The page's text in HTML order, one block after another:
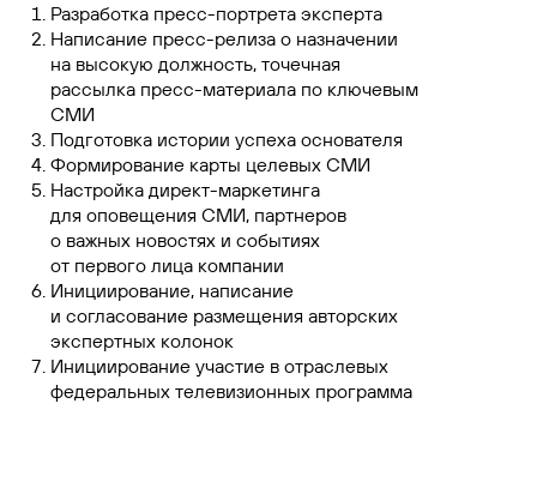
Разработка пресс-портрета эксперта
Написание пресс-релиза о назначении
на высокую должность, точечная
рассылка пресс-материала по ключевым
СМИ
Подготовка истории успеха основателя
Формирование карты целевых СМИ
Настройка директ-маркетинга
для оповещения СМИ, партнеров
о важных новостях и событиях
от первого лица компании
Инициирование, написание
и согласование размещения авторских
экспертных колонок
Инициирование участие в отраслевых
федеральных телевизионных программа